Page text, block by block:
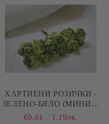
ХАРТИЕНИ РОЗИЧКИ -
ЗЕЛЕНО-БЯЛО (МИНИ) -
1,60 СМ
€0.61 1.19лв.